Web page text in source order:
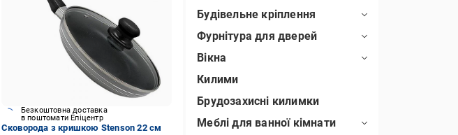
Безкоштовна доставка
в поштомати Епіцентр
Сковорода з кришкою Stenson 22 см
Будівельне кріплення
Фурнітура для дверей
Вікна
Килими
Брудозахисні килимки
Меблі для ванної кімнати